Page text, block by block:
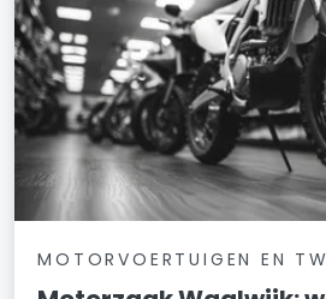
MOTORVOERTUIGEN EN